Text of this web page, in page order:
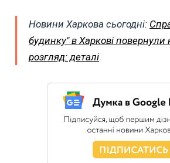
Новини Харкова сьогодні:
будинку" в Харкові повернули
розгляд: деталі